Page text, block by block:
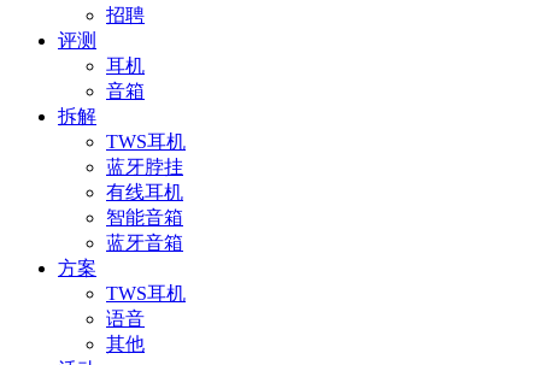
招聘
评测
耳机
音箱
拆解
TWS耳机
蓝牙脖挂
有线耳机
智能音箱
蓝牙音箱
方案
TWS耳机
语音
其他